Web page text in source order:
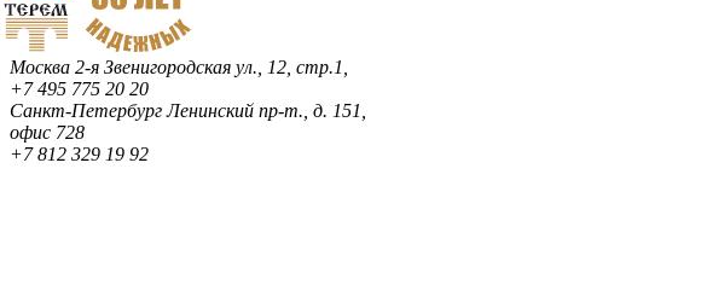
Москва 2-я Звенигородская ул., 12, стр.1,
+7 495 775 20 20
Санкт-ПетербургЛенинский пр-т., д. 151,
офис 728
+7 812 329 19 92